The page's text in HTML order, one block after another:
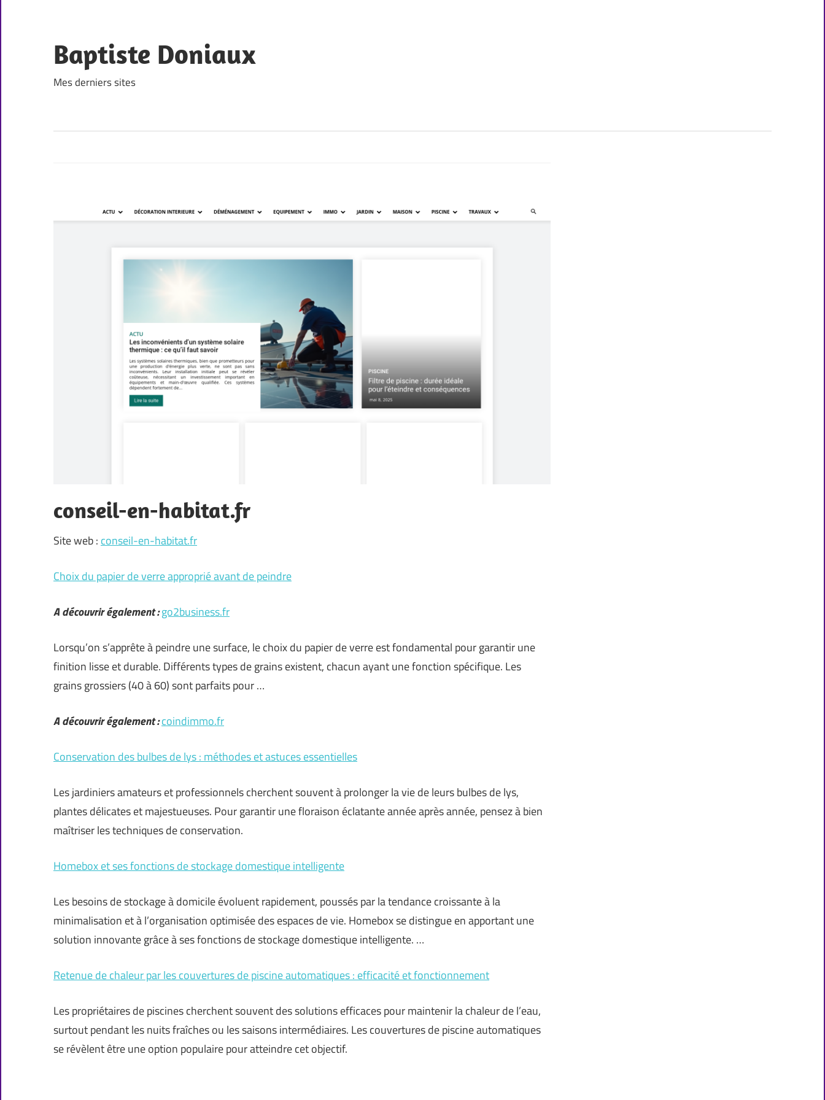
content
Baptiste Doniaux
Mes derniers sites
conseil-en-habitat.fr
Site web : conseil-en-habitat.fr
Choix du papier de verre approprié avant de peindre
A découvrir également :go2business.fr
Lorsqu’on s’apprête à peindre une surface, le choix du papier de verre est fondamental pour garantir une
finition lisse et durable. Différents types de grains existent, chacun ayant une fonction spécifique. Les
grains grossiers (40 à 60) sont parfaits pour …
A découvrir également :coindimmo.fr
Conservation des bulbes de lys : méthodes et astuces essentielles
Les jardiniers amateurs et professionnels cherchent souvent à prolonger la vie de leurs bulbes de lys,
plantes délicates et majestueuses. Pour garantir une floraison éclatante année après année, pensez à bien
maîtriser les techniques de conservation.
Homebox et ses fonctions de stockage domestique intelligente
Les besoins de stockage à domicile évoluent rapidement, poussés par la tendance croissante à la
minimalisation et à l’organisation optimisée des espaces de vie. Homebox se distingue en apportant une
solution innovante grâce à ses fonctions de stockage domestique intelligente. …
Retenue de chaleur par les couvertures de piscine automatiques : efficacité et fonctionnement
Les propriétaires de piscines cherchent souvent des solutions efficaces pour maintenir la chaleur de l’eau,
surtout pendant les nuits fraîches ou les saisons intermédiaires. Les couvertures de piscine automatiques
se révèlent être une option populaire pour atteindre cet objectif.